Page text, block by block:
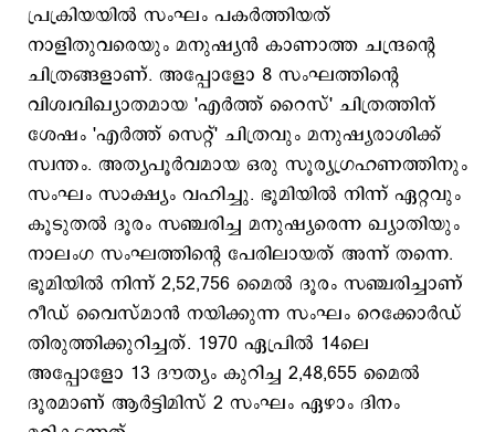
പ്രക്രിയയില്‍ സംഘം പകര്‍ത്തിയത്
നാളിതുവരെയും മനുഷ്യന്‍ കാണാത്ത ചന്ദ്രന്റെ
ചിത്രങ്ങളാണ്. അപ്പോളോ 8 സംഘത്തിന്റെ
വിശ്വവിഖ്യാതമായ 'എര്‍ത്ത് റൈസ്' ചിത്രത്തിന്
ശേഷം 'എര്‍ത്ത് സെറ്റ്' ചിത്രവും മനുഷ്യരാശിക്ക്
സ്വന്തം. അത്യപൂര്‍വമായ ഒരു സൂര്യഗ്രഹണത്തിനും
സംഘം സാക്ഷ്യം വഹിച്ചു. ഭൂമിയിൽ നിന്ന് ഏറ്റവും
കൂടുതൽ ദൂരം സഞ്ചരിച്ച മനുഷ്യരെന്ന ഖ്യാതിയും
നാലംഗ സംഘത്തിന്റെ പേരിലായത് അന്ന് തന്നെ.
ഭൂമിയില്‍ നിന്ന് 2,52,756 മൈല്‍ ദൂരം സഞ്ചരിച്ചാണ്
റീഡ് വൈസ്മാന്‍ നയിക്കുന്ന സംഘം റെക്കോര്‍ഡ്
തിരുത്തിക്കുറിച്ചത്. 1970 ഏപ്രില്‍ 14ലെ
അപ്പോളോ 13 ദൗത്യം കുറിച്ച 2,48,655 മൈല്‍
ദൂരമാണ് ആര്‍ട്ടിമിസ് 2 സംഘം ഏഴാം ദിനം